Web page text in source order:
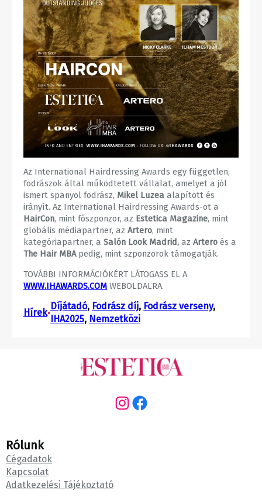
Az International Hairdressing Awards egy független,
fodrászok által működtetett vállalat, amelyet a jól
ismert spanyol fodrász, Mikel Luzea alapított és
irányít. Az International Hairdressing Awards-ot a
HairCon, mint főszponzor, az Estetica Magazine, mint
globális médiapartner, az Artero, mint
kategóriapartner, a Salón Look Madrid, az Artero és a
The Hair MBApedig, mint szponzorok támogatják.
TOVÁBBI INFORMÁCIÓKÉRT LÁTOGASS EL A
WWW.IHAWARDS.COM WEBOLDALRA.
Hírek•
Díjátadó, Fodrász díj, Fodrász verseny
IHA2025, Nemzetközi
Instagram Facebook
Rólunk
Cégadatok
Kapcsolat
Adatkezelési Tájékoztató